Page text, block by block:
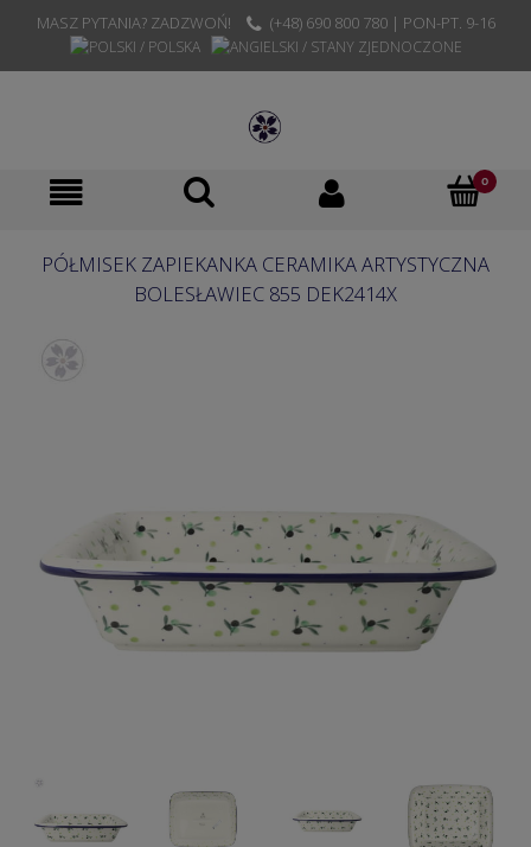
MASZ PYTANIA? ZADZWOŃ! (+48) 690 800 780 | PON-PT. 9-16
PÓŁMISEK ZAPIEKANKA CERAMIKA ARTYSTYCZNA
BOLESŁAWIEC 855 DEK2414X